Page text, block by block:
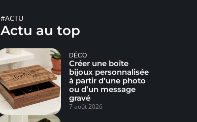
#ACTU
Actu au top
DÉCO
Créer une boîte
bijoux personnalisée
à partir d’une photo
ou d’un message
gravé
7 août 2026